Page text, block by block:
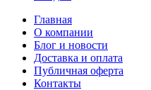
Главная
О компании
Блог и новости
Доставка и оплата
Публичная оферта
Контакты